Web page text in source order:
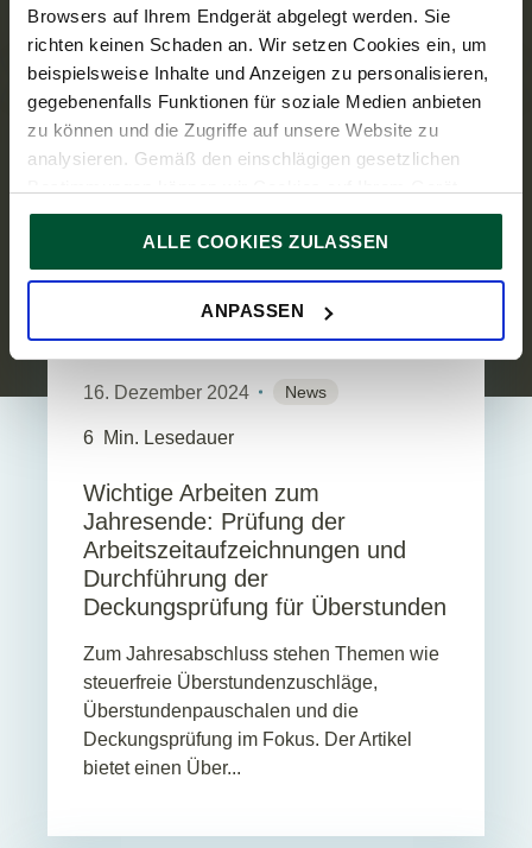
Browsers auf Ihrem Endgerät abgelegt werden. Sie
richten keinen Schaden an. Wir setzen Cookies ein, um
beispielsweise Inhalte und Anzeigen zu personalisieren,
gegebenenfalls Funktionen für soziale Medien anbieten
zu können und die Zugriffe auf unsere Website zu
analysieren. Gemäß den einschlägigen gesetzlichen
speichern, wenn diese für den Betrieb unserer Website
unbedingt notwendig sind. Für alle anderen Cookie-Typen
ersuchen wir um Ihre Einwilligung.
Sie können Ihre Einwilligung jederzeit in der
ALLE COOKIES ZULASSEN
ANPASSEN
ARBEITNEHMER
16. Dezember 2024 News
6 Min. Lesedauer
Wichtige Arbeiten zum
Jahresende: Prüfung der
Arbeitszeitaufzeichnungen und
Durchführung der
Deckungsprüfung für Überstunden
Zum Jahresabschluss stehen Themen wie
steuerfreie Überstundenzuschläge,
Überstundenpauschalen und die
Deckungsprüfung im Fokus. Der Artikel
bietet einen Über...